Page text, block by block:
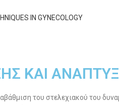
ΚΑΙ
του στελεχιακού του